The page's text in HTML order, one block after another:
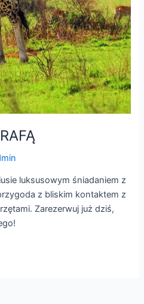
luksusowym śniadaniem z
z bliskim kontaktem z
Zarezerwuj już dziś,